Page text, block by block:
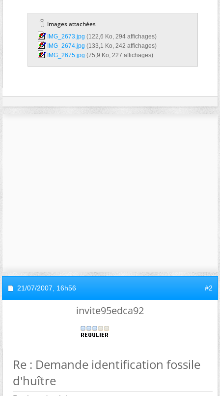
Images attachées
IMG_2673.jpg‎ (122,6 Ko, 294 affichages)
IMG_2674.jpg‎ (133,1 Ko, 242 affichages)
IMG_2675.jpg‎ (75,9 Ko, 227 affichages)
21/07/2007, 16h56 #2
invite95edca92
Re : Demande identification fossile
d'huître